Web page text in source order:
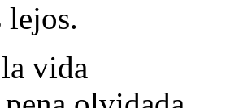
lejos.
vida